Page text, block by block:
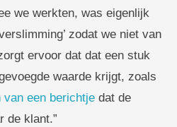
we werkten, was eigenlijk
zodat we niet van
ervoor dat dat een stuk
waarde krijgt, zoals
een berichtje dat de
de klant.”